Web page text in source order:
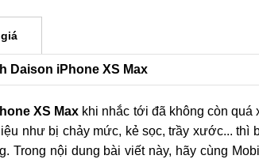
Daison iPhone XS Max
XS Max khi nhắc tới đã không còn
như bị chảy mức, kẻ sọc, trầy xước... thì
Trong nội dung bài viết này, hãy cùng